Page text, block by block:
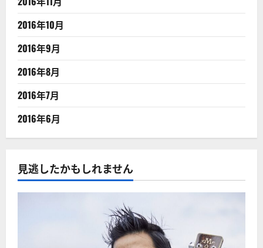
2016年10月
2016年9月
2016年8月
2016年7月
2016年6月
見逃したかもしれません